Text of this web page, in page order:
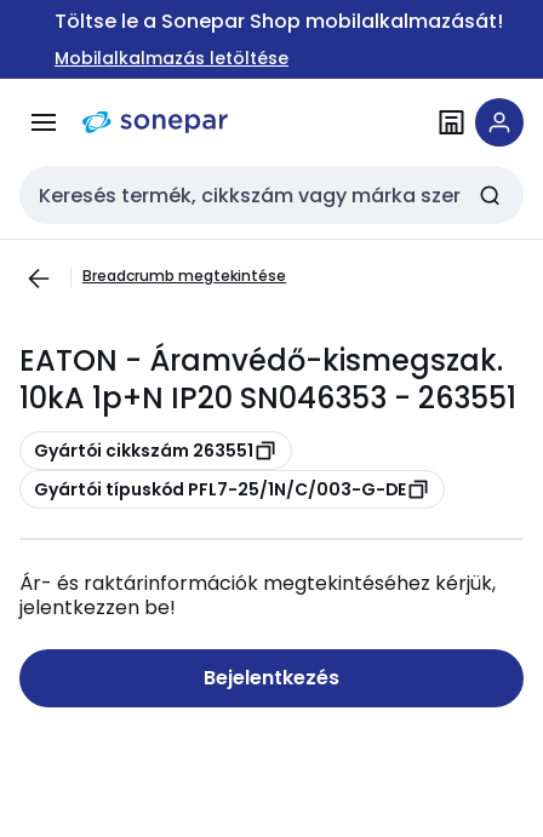
Ugrás a
Ugrás a
tartalomra
Töltse le a Sonepar Shop mobilalkalmazását!
Mobilalkalmazás letöltése
Keresési bemenet
Breadcrumb megtekintése
EATON - Áramvédő-kismegszak.
10kA 1p+N IP20 SN046353 - 263551
Másolás
Gyártói cikkszám 263551
Másolás
Gyártói típuskód PFL7-25/1N/C/003-G-DE
Ár- és raktárinformációk megtekintéséhez kérjük,
jelentkezzen be!
Bejelentkezés